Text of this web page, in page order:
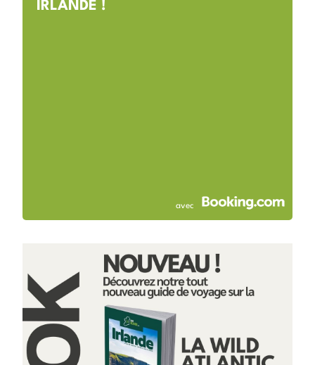
IRLANDE !
avec